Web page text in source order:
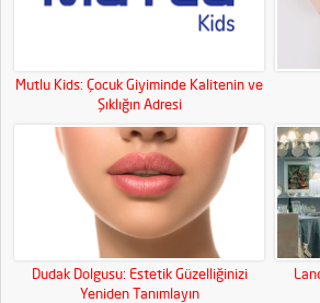
Mutlu Kids: Çocuk Giyiminde Kalitenin ve
Şıklığın Adresi
Dudak Dolgusu: Estetik Güzelliğinizi
Yeniden Tanımlayın